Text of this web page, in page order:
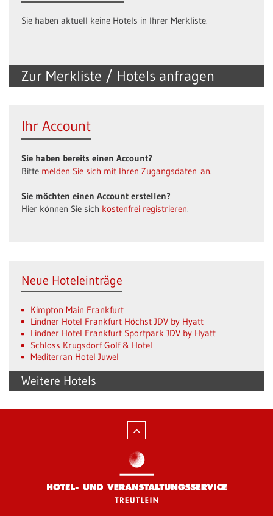
Zur Merkliste / Hotels anfragen
Sie haben aktuell keine Hotels in Ihrer Merkliste.
Ihr Account
Sie haben bereits einen Account?
Bitte melden Sie sich mit Ihren Zugangsdaten an.
Sie möchten einen Account erstellen?
Hier können Sie sich kostenfrei registrieren.
Weitere Hotels
Neue Hoteleinträge
Kimpton Main Frankfurt
Lindner Hotel Frankfurt Höchst JDV by Hyatt
Lindner Hotel Frankfurt Sportpark JDV by Hyatt
Schloss Krugsdorf Golf & Hotel
Mediterran Hotel Juwel